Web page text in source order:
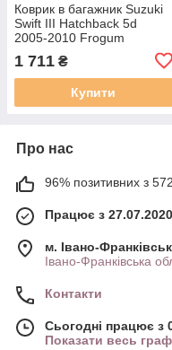
Коврик в багажник Suzuki
Swift III Hatchback 5d
2005-2010 Frogum
1 711 ₴
Купити
Про нас
96% позитивних з 572
Працює з 27.07.2020
м. Івано-Франківськ
Івано-Франківська
Контакти
Сьогодні працює з
Показати весь